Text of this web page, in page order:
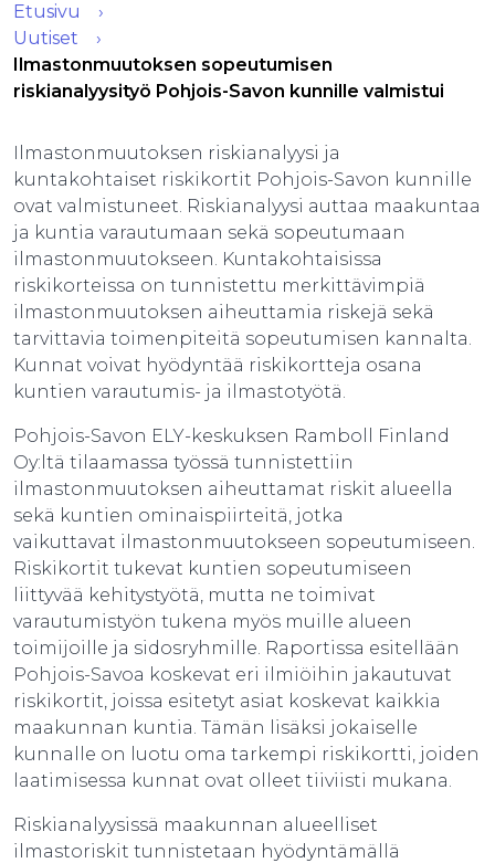
Etusivu
Uutiset
Ilmastonmuutoksen sopeutumisen
riskianalyysityö Pohjois-Savon kunnille valmistui
Ilmastonmuutoksen riskianalyysi ja
kuntakohtaiset riskikortit Pohjois-Savon kunnille
ovat valmistuneet. Riskianalyysi auttaa maakuntaa
ja kuntia varautumaan sekä sopeutumaan
ilmastonmuutokseen. Kuntakohtaisissa
riskikorteissa on tunnistettu merkittävimpiä
ilmastonmuutoksen aiheuttamia riskejä sekä
tarvittavia toimenpiteitä sopeutumisen kannalta.
Kunnat voivat hyödyntää riskikortteja osana
kuntien varautumis- ja ilmastotyötä.
Pohjois-Savon ELY-keskuksen Ramboll Finland
Oy:ltä tilaamassa työssä tunnistettiin
ilmastonmuutoksen aiheuttamat riskit alueella
sekä kuntien ominaispiirteitä, jotka
vaikuttavat ilmastonmuutokseen sopeutumiseen.
Riskikortit tukevat kuntien sopeutumiseen
liittyvää kehitystyötä, mutta ne toimivat
varautumistyön tukena myös muille alueen
toimijoille ja sidosryhmille. Raportissa esitellään
Pohjois-Savoa koskevat eri ilmiöihin jakautuvat
riskikortit, joissa esitetyt asiat koskevat kaikkia
maakunnan kuntia. Tämän lisäksi jokaiselle
kunnalle on luotu oma tarkempi riskikortti, joiden
laatimisessa kunnat ovat olleet tiiviisti mukana.
Riskianalyysissä maakunnan alueelliset
ilmastoriskit tunnistetaan hyödyntämällä